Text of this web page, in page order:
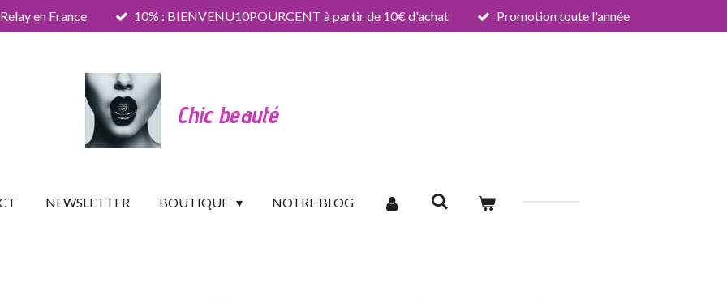
en France 10% : BIENVENU10POURCENT à partir de 10€ d'achat Promotion toute l'année
Chic beauté
NEWSLETTER BOUTIQUE NOTRE BLOG